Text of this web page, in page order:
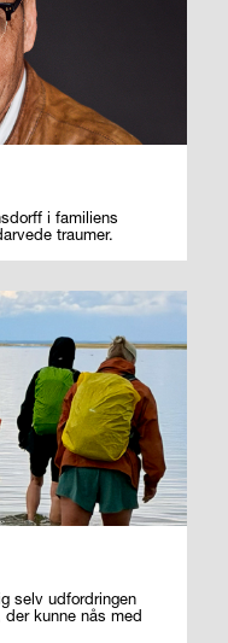
i familiens
traumer.
selv udfordringen
kunne nås med